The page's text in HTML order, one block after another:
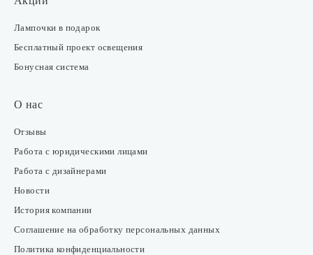
Лампочки в подарок
Бесплатный проект освещения
Бонусная система
О нас
Отзывы
Работа с юридическими лицами
Работа с дизайнерами
Новости
История компании
Соглашение на обработку персональных данных
Политика конфиденциальности